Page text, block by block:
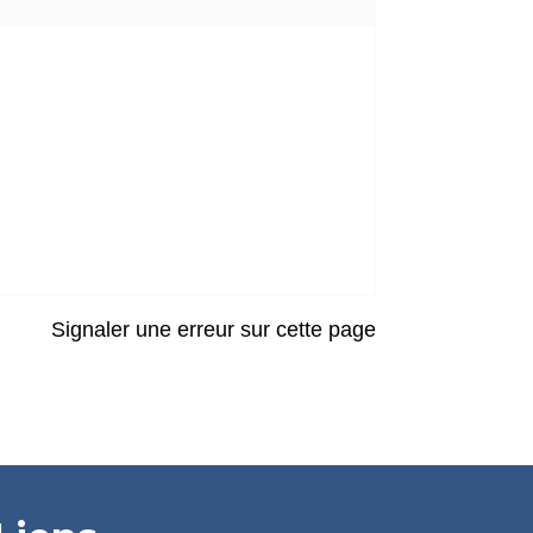
Signaler une erreur sur cette page